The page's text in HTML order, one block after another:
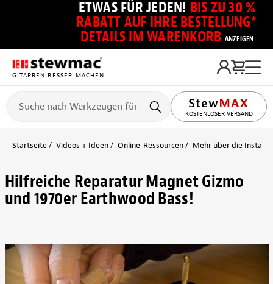
ETWAS FÜR JEDEN! BIS ZU 30 %
RABATT AUF IHRE BESTELLUNG*
DETAILS IM WARENKORB ANZEIGEN
GITARREN BESSER MACHEN
KOSTENLOSER VERSAND
Startseite Videos + Ideen Online-Ressourcen Mehr über die
Hilfreiche Reparatur Magnet Gizmo
und 1970er Earthwood Bass!